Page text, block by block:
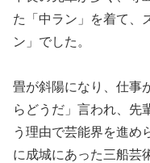
た「中ラン」を着て、
ン」でした。
畳が斜陽になり、仕事
らどうだ」言われ、先
う理由で芸能界を進め
に成城にあった三船芸